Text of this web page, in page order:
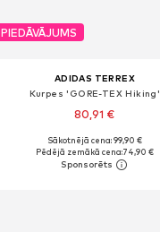
PIEDĀVĀJUMS
ADIDAS TERREX
Kurpes 'GORE-TEX Hiking'
80,91 €
Pieejams daudzos izmēros
Pievienot grozam
Sākotnējā cena: 99,90 €
Pēdējā zemākā cena:74,90 €